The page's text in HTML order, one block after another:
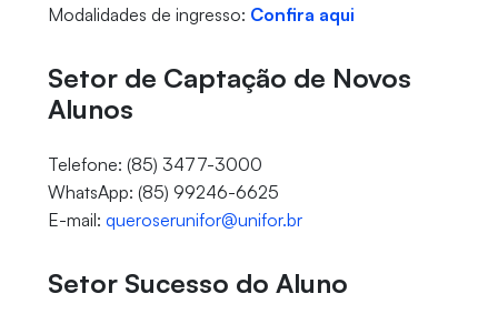
Modalidades de ingresso: Confira aqui
Setor de Captação de Novos
Alunos
Telefone: (85) 3477-3000
WhatsApp: (85) 99246-6625
E-mail: queroserunifor@unifor.br
Setor Sucesso do Aluno